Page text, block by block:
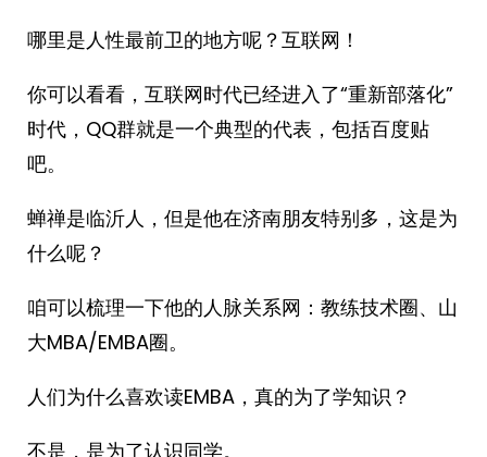
哪里是人性最前卫的地方呢？互联网！
你可以看看，互联网时代已经进入了“重新部落化”
时代，QQ群就是一个典型的代表，包括百度贴
吧。
蝉禅是临沂人，但是他在济南朋友特别多，这是为
什么呢？
咱可以梳理一下他的人脉关系网：教练技术圈、山
大MBA/EMBA圈。
人们为什么喜欢读EMBA，真的为了学知识？
不是，是为了认识同学。